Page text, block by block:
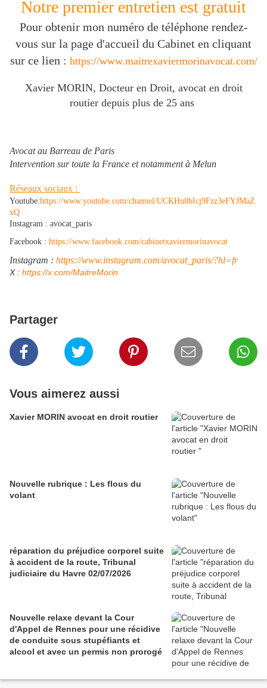
Notre premier entretien est gratuit
Pour obtenir mon numéro de téléphone rendez-
vous sur la page d'accueil du Cabinet en cliquant
sur ce lien : https://www.maitrexaviermorinavocat.com/
Xavier MORIN, Docteur en Droit, avocat en droit
routier depuis plus de 25 ans
Avocat au Barreau de Paris
Intervention sur toute la France et notamment à Melun
Réseaux sociaux :
Youtube:https://www.youtube.com/channel/UCKHu8bIcj9Fzz3eFYJMaZ
xQ
Instagram : avocat_paris
Facebook : https://www.facebook.com/cabinetxaviermorinavocat
Instagram : https://www.instagram.com/avocat_paris/?hl=fr
​X : https://x.com/MaitreMorin
Partager
Vous aimerez aussi
Xavier MORIN avocat en droit routier
Nouvelle rubrique : Les flous du
volant
réparation du préjudice corporel suite
à accident de la route, Tribunal
judiciaire du Havre 02/07/2026
Nouvelle relaxe devant la Cour
d'Appel de Rennes pour une récidive
de conduite sous stupéfiants et
alcool et avec un permis non prorogé